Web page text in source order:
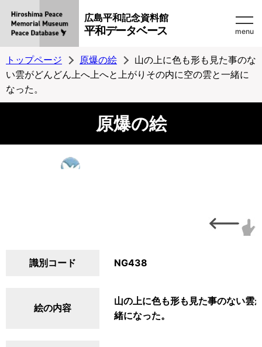
広島平和記念資料館
平和データベース menu
トップページ 原爆の絵
山の上に色も形も見た事のな
い雲がどんどん上へ上へと上がりその内に空の雲と一緒に
なった。
原爆の絵
識別コード NG438
絵の内容
山の上に色も形も見た事のない雲
緒になった。